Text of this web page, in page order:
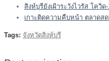
สิงห์บุรียังเฝ้าระวังไวรัส โค
เกาะติดความคืบหน้า ตลาดส
Tags: จังหวัดสิงห์บุรี